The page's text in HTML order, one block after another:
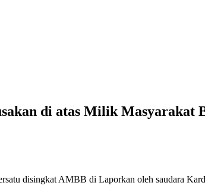
di atas Milik Masyarakat
disingkat AMBB di Laporkan oleh saudara